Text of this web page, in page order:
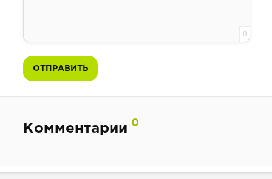
0
ОТПРАВИТЬ
Комментарии 0